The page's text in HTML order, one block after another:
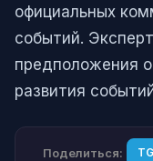
официальных
событий.
предположения
развития
Поделиться: TG